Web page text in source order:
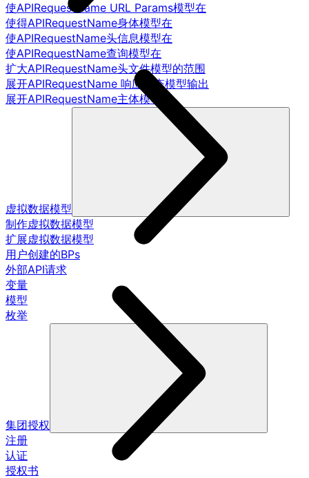
使APIRequestName URL Params模型在
使得APIRequestName身体模型在
使APIRequestName头信息模型在
使APIRequestName查询模型在
扩大APIRequestName头文件模型的范围
展开APIRequestName 响应状态模型输出
展开APIRequestName主体模型
虚拟数据模型
制作虚拟数据模型
扩展虚拟数据模型
用户创建的BPs
外部API请求
变量
模型
枚举
集团授权
注册
认证
授权书